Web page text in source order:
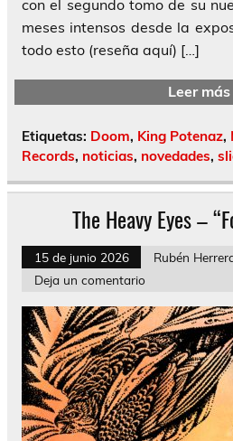
con el segundo tomo de su
meses intensos desde la
todo esto (reseña aquí) […]
Leer más
Etiquetas: Doom, King Potenaz,
Records, noticias, novedades,
The Heavy Eyes –
15 de junio 2026
Rubén
Deja un comentario